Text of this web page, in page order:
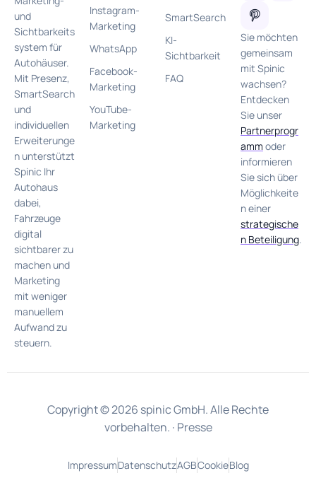
und
Sichtbarkeits
system für
Autohäuser.
Mit Presenz,
SmartSearch
und
individuellen
Erweiterunge
n unterstützt
Spinic Ihr
Autohaus
dabei,
Fahrzeuge
digital
sichtbarer zu
machen und
Marketing
mit weniger
manuellem
Aufwand zu
steuern.
Instagram-
Marketing
WhatsApp
Facebook-
Marketing
YouTube-
Marketing
SmartSearch
KI-
Sichtbarkeit
FAQ
Sie möchten
gemeinsam
mit Spinic
wachsen?
Entdecken
Sie unser
Partnerprogr
amm oder
informieren
Sie sich über
Möglichkeite
n einer
strategische
n Beteiligung.
Copyright © 2026 spinic GmbH. Alle Rechte
vorbehalten. · Presse
ImpressumDatenschutzAGBCookieBlog